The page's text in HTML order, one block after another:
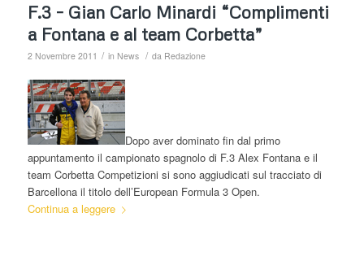
F.3 – Gian Carlo Minardi “Complimenti
a Fontana e al team Corbetta”
2 Novembre 2011 / in News / da Redazione
Dopo aver dominato fin dal primo
appuntamento il campionato spagnolo di F.3 Alex Fontana e il
team Corbetta Competizioni si sono aggiudicati sul tracciato di
Barcellona il titolo dell’European Formula 3 Open.
Continua a leggere